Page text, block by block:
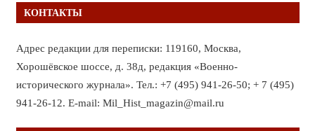
КОНТАКТЫ
Адрес редакции для переписки: 119160, Москва,
Хорошёвское шоссе, д. 38д, редакция «Военно-
исторического журнала». Тел.: +7 (495) 941-26-50; + 7 (495)
941-26-12. E-mail: Mil_Hist_magazin@mail.ru